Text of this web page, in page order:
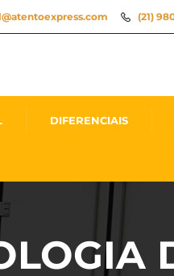
(21)
DIFERENCIAIS